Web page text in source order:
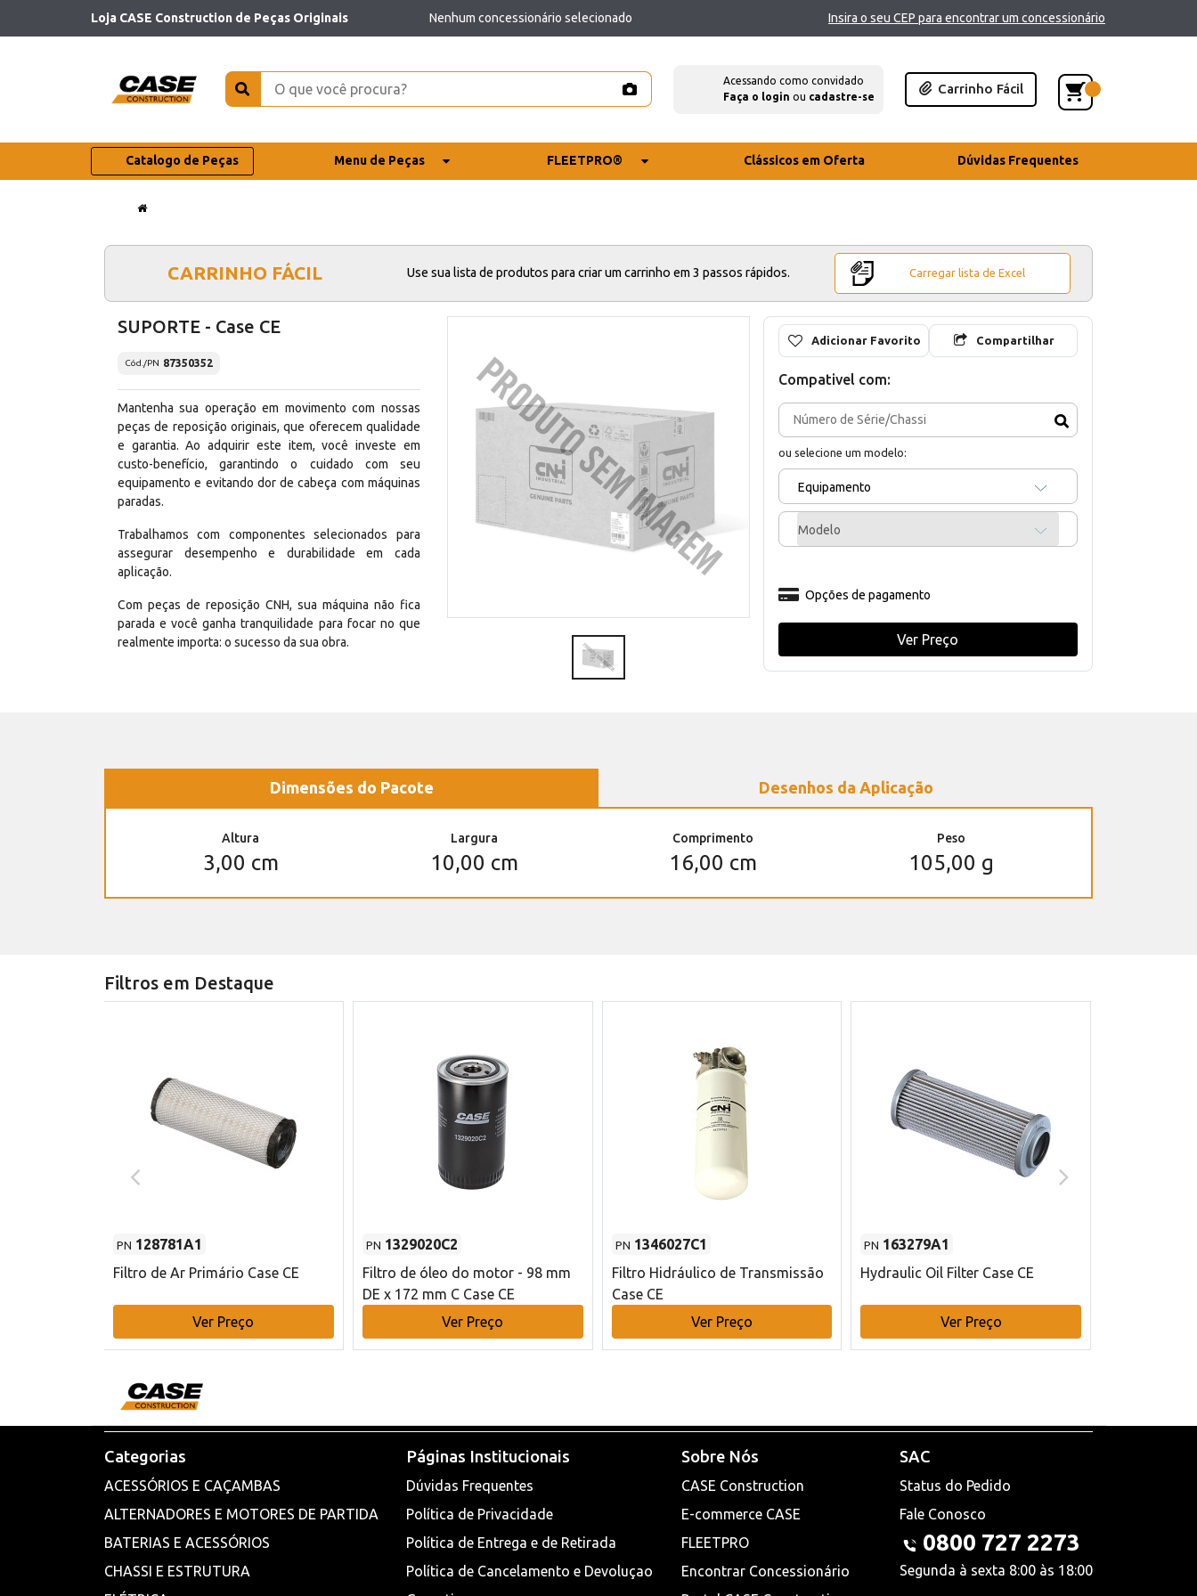
Loja CASE Construction de Peças Originais Nenhum concessionário selecionado Insira o seu CEP para encontrar um concessionário
Acessando como convidado
Faça o login ou cadastre-se
Carrinho Fácil
Catalogo de Peças Menu de Peças FLEETPRO® Clássicos em Oferta Dúvidas Frequentes
CARRINHO FÁCIL Use sua lista de produtos para criar um carrinho em 3 passos rápidos. Carregar lista de Excel
SUPORTE - Case CE
Cód./PN 87350352
Mantenha sua operação em movimento com nossas
peças de reposição originais, que oferecem qualidade
e garantia. Ao adquirir este item, você investe em
custo-benefício, garantindo o cuidado com seu
equipamento e evitando dor de cabeça com máquinas
paradas.
Trabalhamos com componentes selecionados para
assegurar desempenho e durabilidade em cada
aplicação.
Com peças de reposição CNH, sua máquina não fica
parada e você ganha tranquilidade para focar no que
realmente importa: o sucesso da sua obra.
Adicionar Favorito Compartilhar
Compativel com:
ou selecione um modelo:
Equipamento
Modelo
Opções de pagamento
Ver Preço
Dimensões do Pacote Desenhos da Aplicação
Altura
3,00 cm
Largura
10,00 cm
Comprimento
16,00 cm
Peso
105,00 g
Filtros em Destaque
PN 128781A1
Filtro de Ar Primário Case CE
Ver Preço
PN 1329020C2
Filtro de óleo do motor - 98 mm
DE x 172 mm C Case CE
Ver Preço
PN 1346027C1
Filtro Hidráulico de Transmissão
Case CE
Ver Preço
PN 163279A1
Hydraulic Oil Filter Case CE
Ver Preço
Categorias
ACESSÓRIOS E CAÇAMBAS
ALTERNADORES E MOTORES DE PARTIDA
BATERIAS E ACESSÓRIOS
CHASSI E ESTRUTURA
Páginas Institucionais
Dúvidas Frequentes
Política de Privacidade
Política de Entrega e de Retirada
Política de Cancelamento e Devoluçao
Sobre Nós
CASE Construction
E-commerce CASE
FLEETPRO
Encontrar Concessionário
SAC
Status do Pedido
Fale Conosco
0800 727 2273
Segunda à sexta 8:00 às 18:00